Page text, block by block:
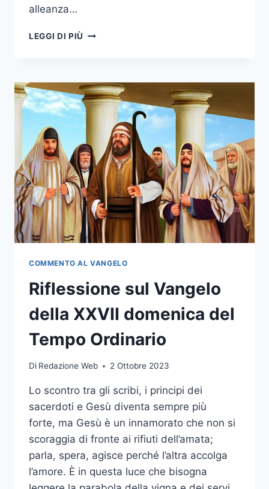
alleanza…
LEGGI DI PIÙ
COMMENTO AL VANGELO
Riflessione sul Vangelo
della XXVII domenica del
Tempo Ordinario
Di Redazione Web 2 Ottobre 2023
Lo scontro tra gli scribi, i principi dei
sacerdoti e Gesù diventa sempre più
forte, ma Gesù è un innamorato che non si
scoraggia di fronte ai rifiuti dell’amata;
parla, spera, agisce perché l’altra accolga
l’amore. È in questa luce che bisogna